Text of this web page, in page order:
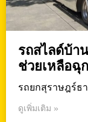
รถสไลด์บ้า
ช่วยเหลือฉุ
รถยกสุราษฎร์ธ
ดูเพิ่มเติม »